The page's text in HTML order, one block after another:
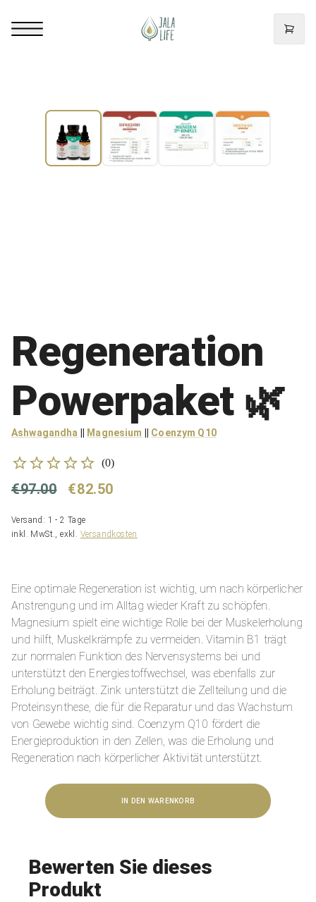
Regeneration
Powerpaket 🌿
Ashwagandha Magnesium Coenzym Q10
(0)
€97.00 €82.50
Versand: 1 - 2 Tage
inkl. MwSt., exkl. Versandkosten
Eine optimale Regeneration ist wichtig, um nach körperlicher
Anstrengung und im Alltag wieder Kraft zu schöpfen.
Magnesium spielt eine wichtige Rolle bei der Muskelerholung
und hilft, Muskelkrämpfe zu vermeiden. Vitamin B1 trägt
zur normalen Funktion des Nervensystems bei und
unterstützt den Energiestoffwechsel, was ebenfalls zur
Erholung beiträgt. Zink unterstützt die Zellteilung und die
Proteinsynthese, die für die Reparatur und das Wachstum
von Gewebe wichtig sind. Coenzym Q10 fördert die
Energieproduktion in den Zellen, was die Erholung und
Regeneration nach körperlicher Aktivität unterstützt.
IN DEN WARENKORB
Bewerten Sie dieses
Produkt